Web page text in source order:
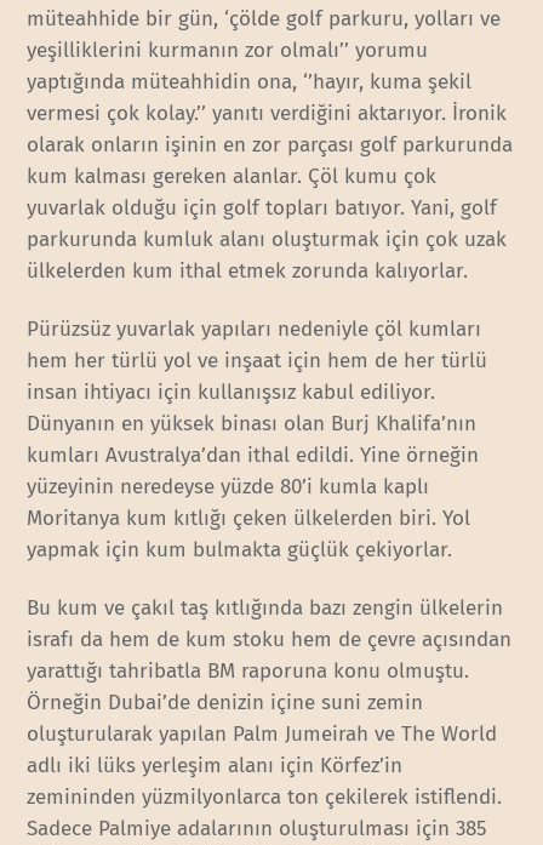
müteahhide bir gün, ‘çölde golf parkuru, yolları ve
yeşilliklerini kurmanın zor olmalı’’ yorumu
yaptığında müteahhidin ona, ‘’hayır, kuma şekil
vermesi çok kolay.’’ yanıtı verdiğini aktarıyor. İronik
olarak onların işinin en zor parçası golf parkurunda
kum kalması gereken alanlar. Çöl kumu çok
yuvarlak olduğu için golf topları batıyor. Yani, golf
parkurunda kumluk alanı oluşturmak için çok uzak
ülkelerden kum ithal etmek zorunda kalıyorlar.
Pürüzsüz yuvarlak yapıları nedeniyle çöl kumları
hem her türlü yol ve inşaat için hem de her türlü
insan ihtiyacı için kullanışsız kabul ediliyor.
Dünyanın en yüksek binası olan Burj Khalifa’nın
kumları Avustralya’dan ithal edildi. Yine örneğin
yüzeyinin neredeyse yüzde 80’i kumla kaplı
Moritanya kum kıtlığı çeken ülkelerden biri. Yol
yapmak için kum bulmakta güçlük çekiyorlar.
Bu kum ve çakıl taş kıtlığında bazı zengin ülkelerin
israfı da hem de kum stoku hem de çevre açısından
yarattığı tahribatla BM raporuna konu olmuştu.
Örneğin Dubai’de denizin içine suni zemin
oluşturularak yapılan Palm Jumeirah ve The World
adlı iki lüks yerleşim alanı için Körfez’in
zemininden yüzmilyonlarca ton çekilerek istiflendi.
Sadece Palmiye adalarının oluşturulması için 385